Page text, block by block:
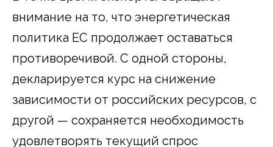
внимание на то, что энергетическая
политика ЕС продолжает оставаться
противоречивой. С одной стороны,
декларируется курс на снижение
зависимости от российских ресурсов, с
другой — сохраняется необходимость
удовлетворять текущий спрос